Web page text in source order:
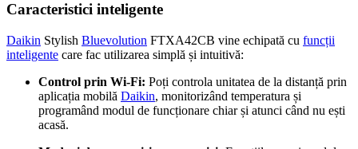
Caracteristici inteligente
Daikin Stylish Bluevolution FTXA42CB vine echipată cu funcții
inteligente care fac utilizarea simplă și intuitivă:
Control prin Wi-Fi: Poți controla unitatea de la distanță prin
aplicația mobilă Daikin, monitorizând temperatura și
programând modul de funcționare chiar și atunci când nu ești
acasă.